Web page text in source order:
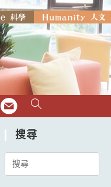
EMAIL
搜尋
Search